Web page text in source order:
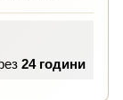
24 години